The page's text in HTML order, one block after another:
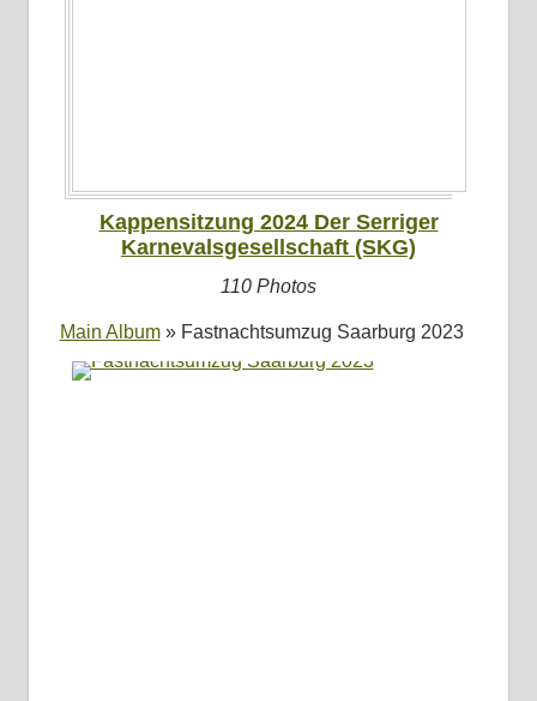
Kappensitzung 2024 Der Serriger
Karnevalsgesellschaft (SKG)
110 Photos
Main Album» Fastnachtsumzug Saarburg 2023